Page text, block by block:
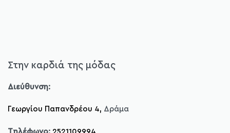
Στην καρδιά της μόδας
Διεύθυνση:
Γεωργίου Παπανδρέου 4, Δράμα